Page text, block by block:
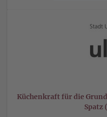
Küchenkraft für die
Spatz